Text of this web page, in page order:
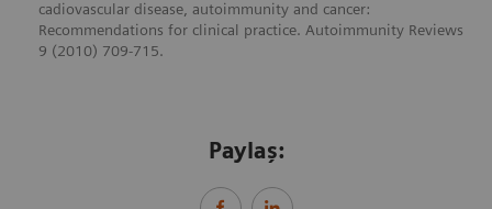
cadiovascular disease, autoimmunity and cancer:
Recommendations for clinical practice. Autoimmunity Reviews
9 (2010) 709-715.
Paylaş: